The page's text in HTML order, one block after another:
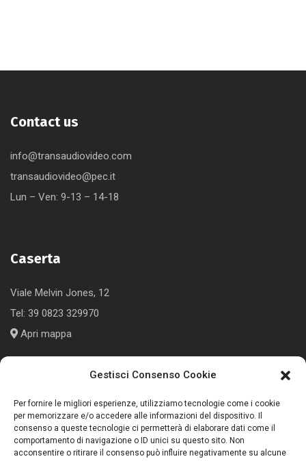
Gestisci Consenso Cookie
Per fornire le migliori esperienze, utilizziamo tecnologie come i cookie
per memorizzare e/o accedere alle informazioni del dispositivo. Il
consenso a queste tecnologie ci permetterà di elaborare dati come il
comportamento di navigazione o ID unici su questo sito. Non
acconsentire o ritirare il consenso può influire negativamente su alcune
Contact us
info@transaudiovideo.com
transaudiovideo@pec.it
Lun – Ven: 9-13 – 14-18
Caserta
Viale Melvin Jones, 12
Tel: 39 0823 329970
Apri mappa
Cologno Monzese (MI)
Corso Roma, 186
Tel:+39 039 791339